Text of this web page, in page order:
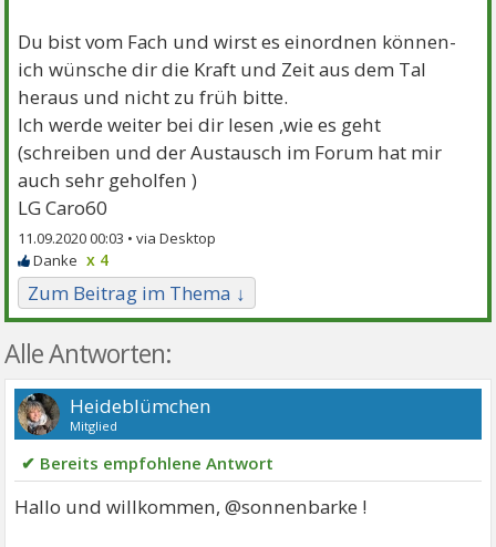
Du bist vom Fach und wirst es einordnen können-
ich wünsche dir die Kraft und Zeit aus dem Tal
heraus und nicht zu früh bitte.
Ich werde weiter bei dir lesen ,wie es geht
(schreiben und der Austausch im Forum hat mir
auch sehr geholfen )
LG Caro60
11.09.2020 00:03 •
x 4
Zum Beitrag im Thema ↓
Alle Antworten:
Heideblümchen
Mitglied
✔ Bereits empfohlene Antwort
Hallo und willkommen, @sonnenbarke !